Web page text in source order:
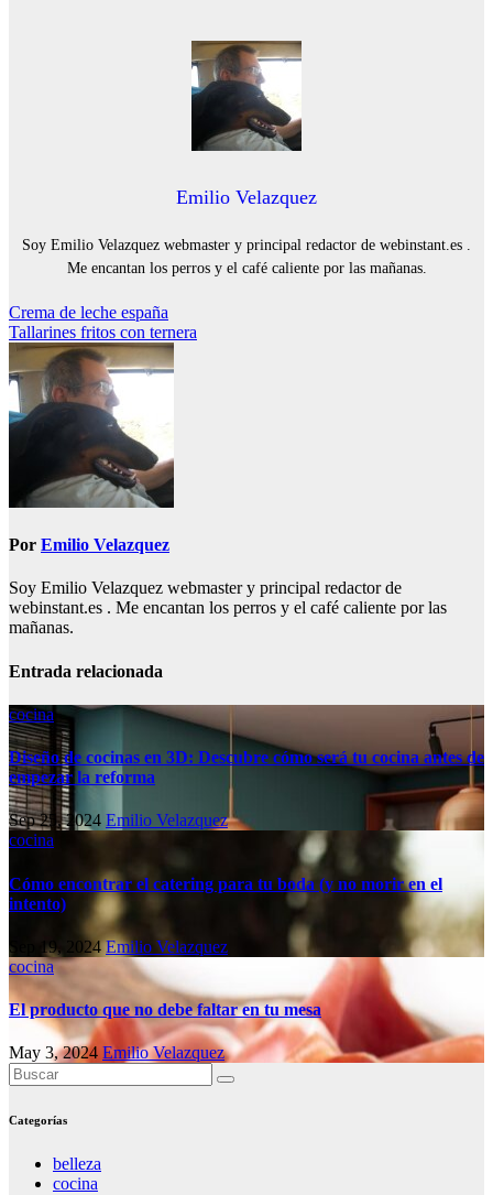
Emilio Velazquez
Soy Emilio Velazquez webmaster y principal redactor de webinstant.es .
Me encantan los perros y el café caliente por las mañanas.
Navegación
de
entradas
Crema de leche españa
Tallarines fritos con ternera
Por Emilio Velazquez
Soy Emilio Velazquez webmaster y principal redactor de
webinstant.es . Me encantan los perros y el café caliente por las
mañanas.
Entrada relacionada
cocina
Diseño de cocinas en 3D: Descubre cómo será tu cocina antes de
empezar la reforma
Sep 25, 2024 Emilio Velazquez
cocina
Cómo encontrar el catering para tu boda (y no morir en el
intento)
Sep 19, 2024Emilio Velazquez
cocina
El producto que no debe faltar en tu mesa
May 3, 2024 Emilio Velazquez
Categorías
belleza
cocina